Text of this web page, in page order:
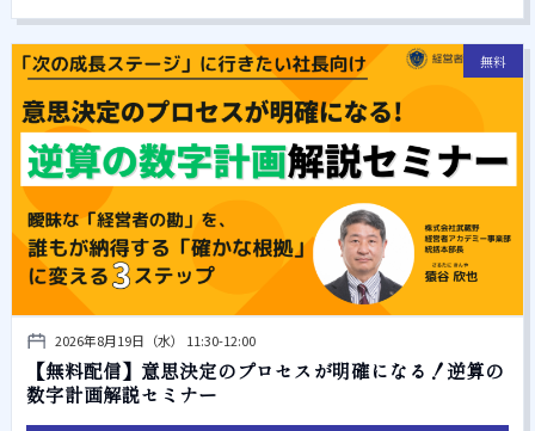
無料
2026年8月19日（水） 11:30-12:00
【無料配信】意思決定のプロセスが明確になる！逆算の
数字計画解説セミナー